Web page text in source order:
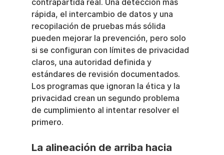
contrapartida real. Una detección más
rápida, el intercambio de datos y una
recopilación de pruebas más sólida
pueden mejorar la prevención, pero solo
si se configuran con límites de privacidad
claros, una autoridad definida y
estándares de revisión documentados.
Los programas que ignoran la ética y la
privacidad crean un segundo problema
de cumplimiento al intentar resolver el
primero.
La alineación de arriba hacia